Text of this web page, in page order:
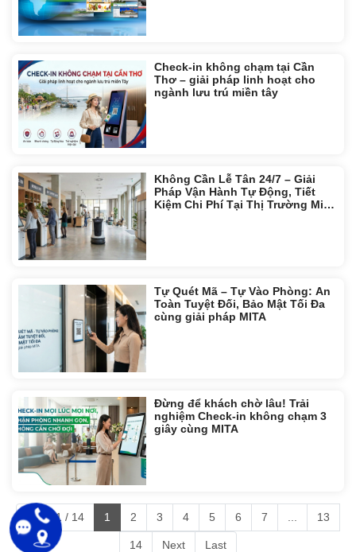
Check-in không chạm tại Cần
Thơ – giải pháp linh hoạt cho
ngành lưu trú miền tây
Không Cần Lễ Tân 24/7 – Giải
Pháp Vận Hành Tự Động, Tiết
Kiệm Chi Phí Tại Thị Trường Miền
Tự Quét Mã – Tự Vào Phòng: An
Toàn Tuyệt Đối, Bảo Mật Tối Đa
cùng giải pháp MITA
Đừng để khách chờ lâu! Trải
nghiệm Check-in không chạm 3
giây cùng MITA
Page 1 / 14 1 2 3 4 5 6 7 13
14 Next Last